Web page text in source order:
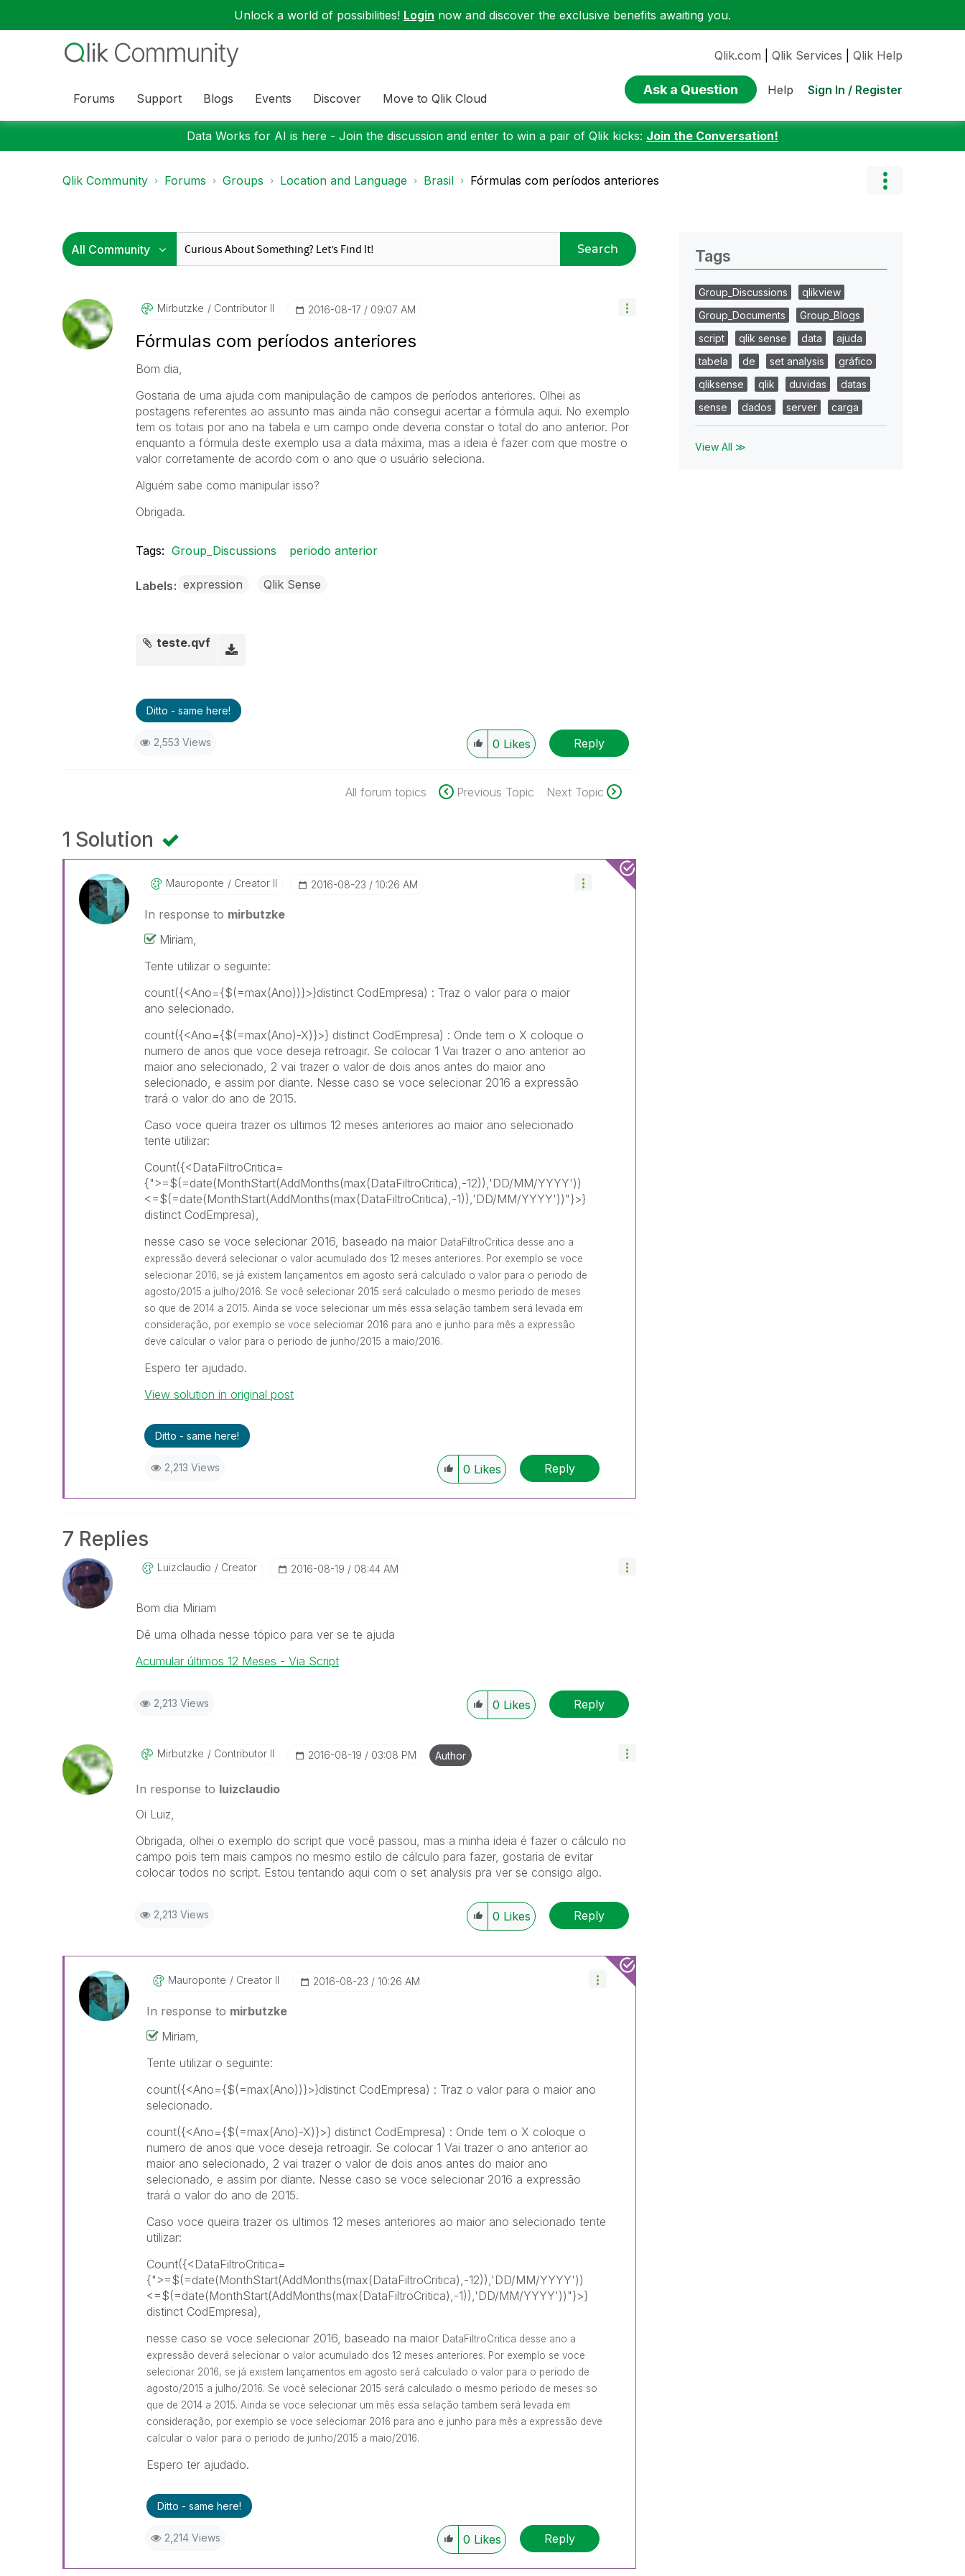
Unlock a world of possibilities! Login now and discover the exclusive benefits awaiting you.
Forums Support Blogs Events Discover Move to Qlik Cloud
Qlik.com Qlik Services Qlik Help
Ask a Question Help Sign In / Register
Data Works for AI is here - Join the discussion and enter to win a pair of Qlik kicks: Join the Conversation!
Qlik Community Forums Groups Location and Language Brasil Fórmulas com períodos anteriores
Search
Mirbutzke Contributor II ‎2016-08-17 09:07 AM
Fórmulas com períodos anteriores
Bom dia,
Gostaria de uma ajuda com manipulação de campos de períodos anteriores. Olhei as
postagens referentes ao assunto mas ainda não consegui acertar a fórmula aqui. No exemplo
tem os totais por ano na tabela e um campo onde deveria constar o total do ano anterior. Por
enquanto a fórmula deste exemplo usa a data máxima, mas a ideia é fazer com que mostre o
valor corretamente de acordo com o ano que o usuário seleciona.
Alguém sabe como manipular isso?
Obrigada.
Tags: Group_Discussions periodo anterior
Labels expression Qlik Sense
teste.qvf
Ditto - same here!
2,553 Views 0 Likes Reply
All forum topics Previous Topic Next Topic
1 Solution
Mauroponte Creator II ‎2016-08-23 10:26 AM
In response to mirbutzke
Miriam,
Tente utilizar o seguinte:
count({<Ano={$(=max(Ano))}>}distinct CodEmpresa) : Traz o valor para o maior
ano selecionado.
count({<Ano={$(=max(Ano)-X)}>} distinct CodEmpresa) : Onde tem o X coloque o
numero de anos que voce deseja retroagir. Se colocar 1 Vai trazer o ano anterior ao
maior ano selecionado, 2 vai trazer o valor de dois anos antes do maior ano
selecionado, e assim por diante. Nesse caso se voce selecionar 2016 a expressão
trará o valor do ano de 2015.
Caso voce queira trazer os ultimos 12 meses anteriores ao maior ano selecionado
tente utilizar:
Count({<DataFiltroCritica=
{">=$(=date(MonthStart(AddMonths(max(DataFiltroCritica),-12)),'DD/MM/YYYY'))
<=$(=date(MonthStart(AddMonths(max(DataFiltroCritica),-1)),'DD/MM/YYYY'))"}>}
distinct CodEmpresa),
nesse caso se voce selecionar 2016, baseado na maior DataFiltroCritica desse ano a
expressão deverá selecionar o valor acumulado dos 12 meses anteriores. Por exemplo se voce
selecionar 2016, se já existem lançamentos em agosto será calculado o valor para o periodo de
agosto/2015 a julho/2016. Se você selecionar 2015 será calculado o mesmo periodo de meses
so que de 2014 a 2015. Ainda se voce selecionar um mês essa selação tambem será levada em
consideração, por exemplo se voce seleciomar 2016 para ano e junho para mês a expressão
deve calcular o valor para o periodo de junho/2015 a maio/2016.
Espero ter ajudado.
View solution in original post
Ditto - same here!
2,213 Views 0 Likes Reply
7 Replies
Luizclaudio Creator ‎2016-08-19 08:44 AM
Bom dia Miriam
Dê uma olhada nesse tópico para ver se te ajuda
Acumular últimos 12 Meses - Via Script
2,213 Views 0 Likes Reply
Mirbutzke Contributor II ‎2016-08-19 03:08 PM Author
In response to luizclaudio
Oi Luiz,
Obrigada, olhei o exemplo do script que você passou, mas a minha ideia é fazer o cálculo no
campo pois tem mais campos no mesmo estilo de cálculo para fazer, gostaria de evitar
colocar todos no script. Estou tentando aqui com o set analysis pra ver se consigo algo.
2,213 Views 0 Likes Reply
Mauroponte Creator II ‎2016-08-23 10:26 AM
In response to mirbutzke
Miriam,
Tente utilizar o seguinte:
count({<Ano={$(=max(Ano))}>}distinct CodEmpresa) : Traz o valor para o maior ano
selecionado.
count({<Ano={$(=max(Ano)-X)}>} distinct CodEmpresa) : Onde tem o X coloque o
numero de anos que voce deseja retroagir. Se colocar 1 Vai trazer o ano anterior ao
maior ano selecionado, 2 vai trazer o valor de dois anos antes do maior ano
selecionado, e assim por diante. Nesse caso se voce selecionar 2016 a expressão
trará o valor do ano de 2015.
Caso voce queira trazer os ultimos 12 meses anteriores ao maior ano selecionado tente
utilizar:
Count({<DataFiltroCritica=
{">=$(=date(MonthStart(AddMonths(max(DataFiltroCritica),-12)),'DD/MM/YYYY'))
<=$(=date(MonthStart(AddMonths(max(DataFiltroCritica),-1)),'DD/MM/YYYY'))"}>}
distinct CodEmpresa),
nesse caso se voce selecionar 2016, baseado na maior DataFiltroCritica desse ano a
expressão deverá selecionar o valor acumulado dos 12 meses anteriores. Por exemplo se voce
selecionar 2016, se já existem lançamentos em agosto será calculado o valor para o periodo de
agosto/2015 a julho/2016. Se você selecionar 2015 será calculado o mesmo periodo de meses so
que de 2014 a 2015. Ainda se voce selecionar um mês essa selação tambem será levada em
consideração, por exemplo se voce seleciomar 2016 para ano e junho para mês a expressão deve
calcular o valor para o periodo de junho/2015 a maio/2016.
Espero ter ajudado.
Ditto - same here!
2,214 Views 0 Likes Reply
Tags
Group_Discussions
qlikview
Group_Documents
Group_Blogs
script
qlik sense data
ajuda
tabela
de set analysis
gráfico
qliksense
qlik duvidas
datas
sense
dados server carga
View All ≫